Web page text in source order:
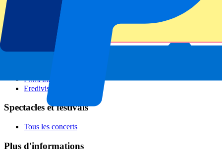
Championnats de football
Ligue des Champions
Premier League
Serie A
Primeira Liga
Eredivisie
Spectacles et festivals
Tous les concerts
Plus d'informations